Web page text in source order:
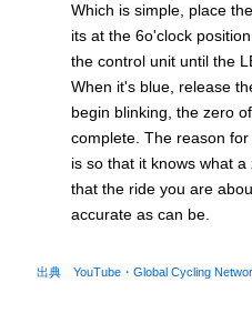
Which is simple, place
its at the 6o'clock
the control unit until the
When it's blue, release
begin blinking, the zero
complete. The reason
is so that it knows what
that the ride you are
accurate as can be.
出典 YouTube・Global Cycling